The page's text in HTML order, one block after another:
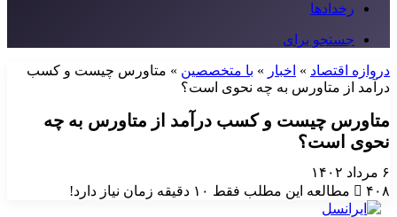
رخدادها
جستجو برای
دروازه اقتصاد » اخبار » با متخصصین » متاورس چیست و کسب
درآمد از متاورس به چه نحوی است؟
متاورس چیست و کسب درآمد از متاورس به چه
نحوی است؟
۶ مرداد ۱۴۰۲
۴۰۸
مطالعه این مطلب فقط ۱۰ دقیقه زمان نیاز دارد!